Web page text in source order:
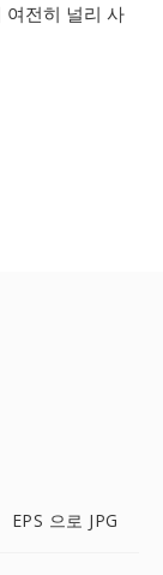
여전히 널리 사
EPS 으로 JPG